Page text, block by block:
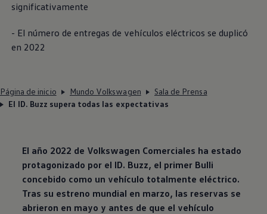
significativamente
- El número de entregas de vehículos eléctricos se duplicó
en 2022
Página de inicio Mundo Volkswagen
Sala de Prensa
El ID. Buzz supera todas las expectativas
El año 2022 de Volkswagen Comerciales ha estado
protagonizado por el ID. Buzz, el primer Bulli
concebido como un vehículo totalmente eléctrico.
Tras su estreno mundial en marzo, las reservas se
abrieron en mayo y antes de que el vehículo